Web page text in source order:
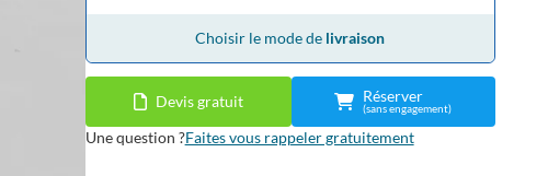
Choisir le mode de livraison
Devis gratuit Réserver
(sans engagement)
Une question ?Faites vous rappeler gratuitement